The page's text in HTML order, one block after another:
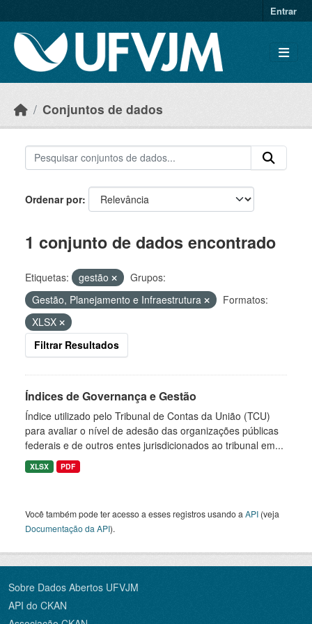
Entrar
Conjuntos de dados
Ordenar por
1 conjunto de dados encontrado
Etiquetas: gestão
Grupos:
Gestão, Planejamento e Infraestrutura
Formatos:
XLSX
Filtrar Resultados
Índices de Governança e Gestão
Índice utilizado pelo Tribunal de Contas da União (TCU)
para avaliar o nível de adesão das organizações públicas
federais e de outros entes jurisdicionados ao tribunal em...
XLSX PDF
Você também pode ter acesso a esses registros usando a API (veja
Documentação da API).
Sobre Dados Abertos UFVJM
API do CKAN